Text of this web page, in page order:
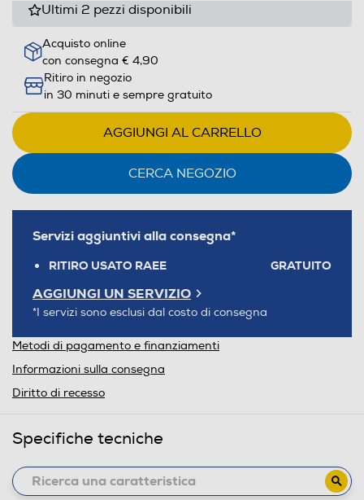
Ultimi 2 pezzi disponibili
Acquisto online
con consegna € 4,90
Ritiro in negozio
in 30 minuti e sempre gratuito
AGGIUNGI AL CARRELLO
CERCA NEGOZIO
Servizi aggiuntivi alla consegna*
RITIRO USATO RAEE GRATUITO
AGGIUNGI UN SERVIZIO
*I servizi sono esclusi dal costo di consegna
Metodi di pagamento e finanziamenti
Informazioni sulla consegna
Diritto di recesso
Specifiche tecniche